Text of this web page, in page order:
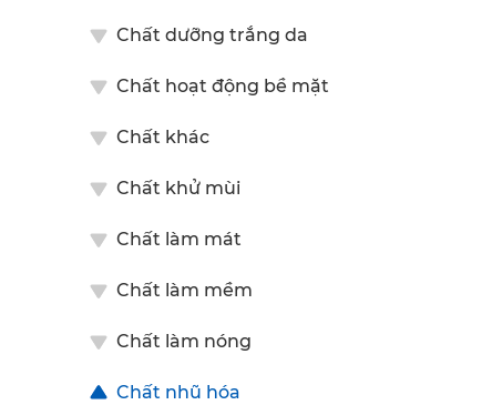
Chất dưỡng trắng da
Chất hoạt động bề mặt
Chất khác
Chất khử mùi
Chất làm mát
Chất làm mềm
Chất làm nóng
Chất nhũ hóa